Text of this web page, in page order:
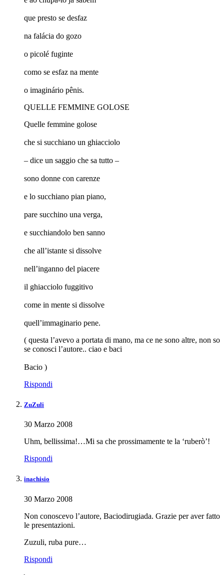
que presto se desfaz
na falácia do gozo
o picolé fuginte
como se esfaz na mente
o imaginário pênis.
QUELLE FEMMINE GOLOSE
Quelle femmine golose
che si succhiano un ghiacciolo
– dice un saggio che sa tutto –
sono donne con carenze
e lo succhiano pian piano,
pare succhino una verga,
e succhiandolo ben sanno
che all’istante si dissolve
nell’inganno del piacere
il ghiacciolo fuggitivo
come in mente si dissolve
quell’immaginario pene.
( questa l’avevo a portata di mano, ma ce ne sono altre, non so
se conosci l’autore.. ciao e baci
Bacio )
Rispondi
ZuZuli
30 Marzo 2008
Uhm, bellissima!…Mi sa che prossimamente te la ‘ruberò’!
Rispondi
inachisio
30 Marzo 2008
Non conoscevo l’autore, Baciodirugiada. Grazie per aver fatto
le presentazioni.
Zuzuli, ruba pure…
Rispondi